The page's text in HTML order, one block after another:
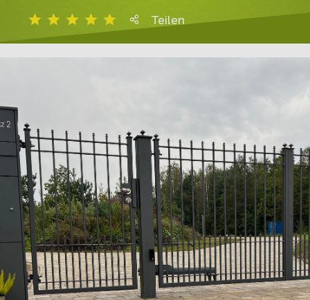
Teilen